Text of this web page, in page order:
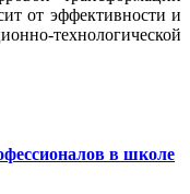
от эффективности и
технологической
в школе